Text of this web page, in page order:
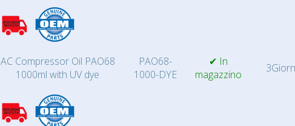
AC Compressor Oil PAO68
1000ml with UV dye
PAO68-
1000-DYE
✔ In
magazzino